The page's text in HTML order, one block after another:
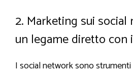
2. Marketing sui
un legame diretto con
I social network sono